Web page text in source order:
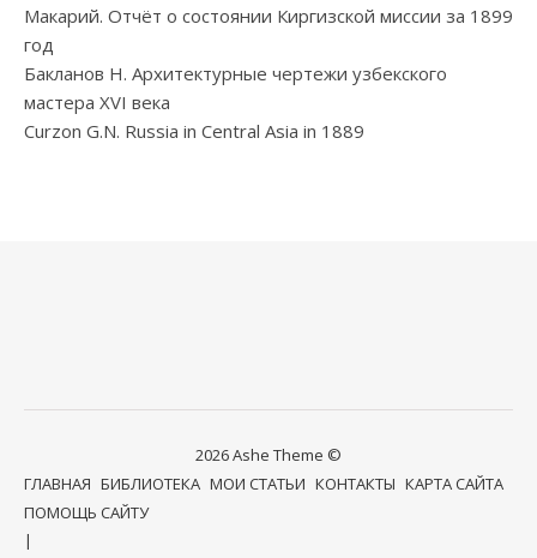
Макарий. Отчёт о состоянии Киргизской миссии за 1899
год
Бакланов Н. Архитектурные чертежи узбекского
мастера XVI века
Curzon G.N. Russia in Central Asia in 1889
2026 Ashe Theme ©
ГЛАВНАЯ БИБЛИОТЕКА МОИ СТАТЬИ КОНТАКТЫ КАРТА САЙТА
ПОМОЩЬ САЙТУ